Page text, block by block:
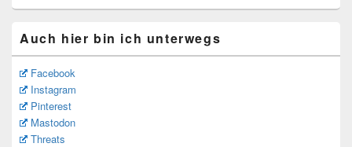
Auch hier bin ich unterwegs
Facebook
Instagram
Pinterest
Mastodon
Threats